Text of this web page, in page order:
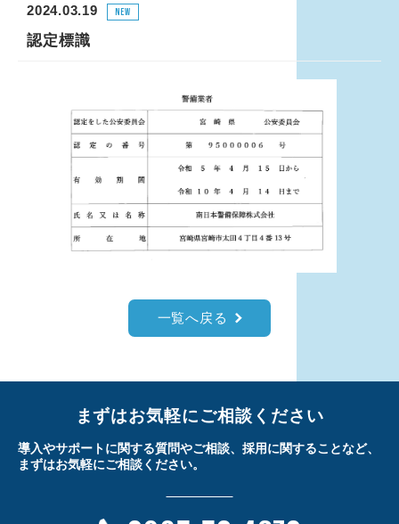
2024.03.19 NEW
認定標識
一覧へ戻る
まずはお気軽にご相談ください
導入やサポートに関する質問やご相談、採用に関することなど、
まずはお気軽にご相談ください。